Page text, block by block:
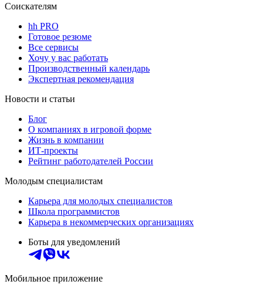
Соискателям
hh PRO
Готовое резюме
Все сервисы
Хочу у вас работать
Производственный календарь
Экспертная рекомендация
Новости и статьи
Блог
О компаниях в игровой форме
Жизнь в компании
ИТ-проекты
Рейтинг работодателей России
Молодым специалистам
Карьера для молодых специалистов
Школа программистов
Карьера в некоммерческих организациях
Боты для уведомлений
Мобильное приложение